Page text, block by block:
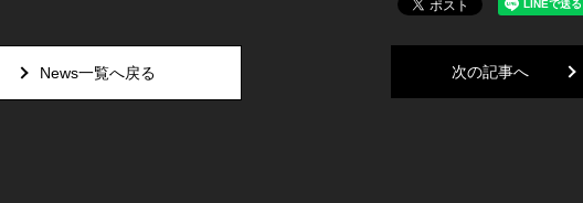
次の記事へ
News一覧へ戻る